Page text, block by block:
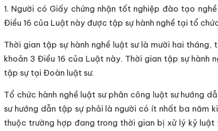
1. Người có Giấy chứng nhận tốt nghiệp đào tạo
Điều 16 của Luật này được tập sự hành nghề tại tổ
Thời gian tập sự hành nghề luật sư là mười hai
khoản 3 Điều 16 của Luật này. Thời gian tập sự hành
tập sự tại Đoàn luật sư.
Tổ chức hành nghề luật sư phân công luật sư hướng
sư hướng dẫn tập sự phải là người có ít nhất ba năm
thuộc trường hợp đang trong thời gian bị xử lý kỷ